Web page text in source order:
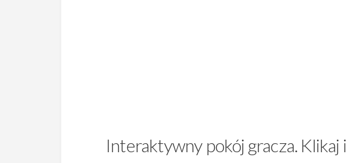
Interaktywny pokój gracza. Klikaj